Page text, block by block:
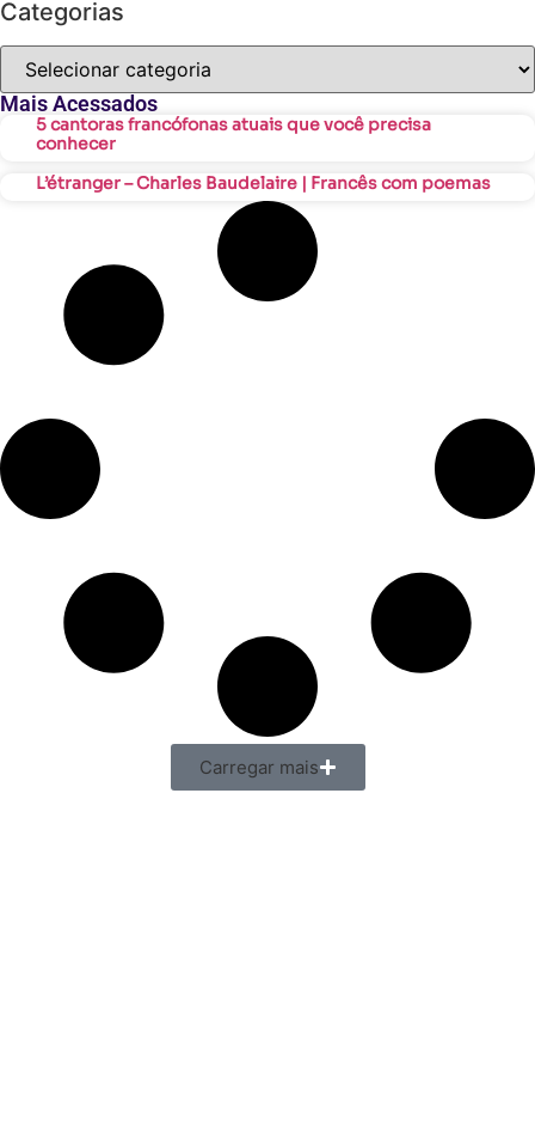
Categorias
Mais Acessados
5 cantoras francófonas atuais que você precisa
conhecer
L’étranger – Charles Baudelaire | Francês com poemas
Carregar mais